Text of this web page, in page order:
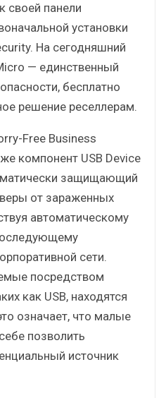
своей панели
установки
На сегодняшний
— единственный
бесплатно
решение реселлерам.
Free Business
компонент USB Device
защищающий
от зараженных
автоматическому
сети.
посредством
как USB, находятся
означает, что малые
позволить
источник